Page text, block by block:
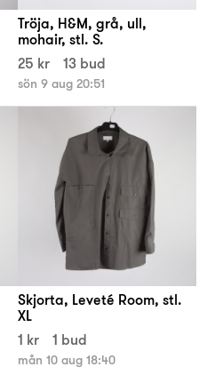
Tröja, H&M, grå, ull,
mohair, stl. S.
25 kr
13 bud
sön 9 aug 20:51
Skjorta, Leveté Room, stl.
XL
1 kr
1 bud
mån 10 aug 18:40